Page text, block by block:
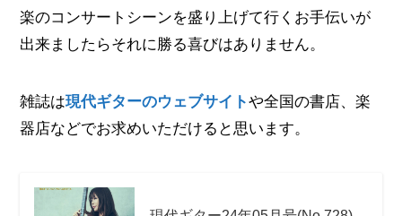
楽のコンサートシーンを盛り上げて行くお手伝いが
出来ましたらそれに勝る喜びはありません。
雑誌は現代ギターのウェブサイトや全国の書店、楽
器店などでお求めいただけると思います。